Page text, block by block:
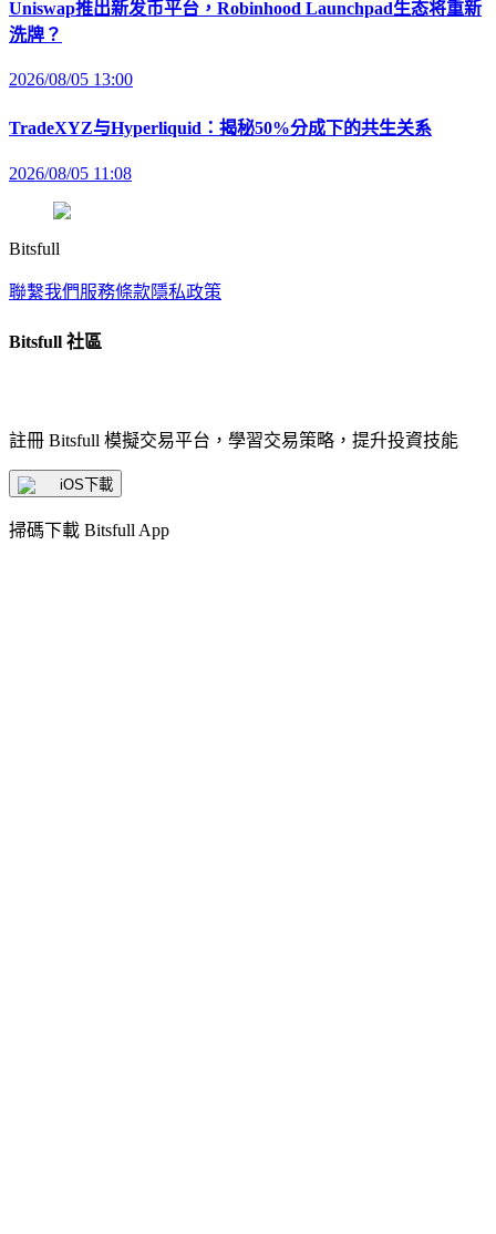
Uniswap推出新发币平台，Robinhood Launchpad生态将重新
洗牌？
2026/08/05 13:00
TradeXYZ与Hyperliquid：揭秘50%分成下的共生关系
2026/08/05 11:08
Bitsfull
聯繫我們服務條款隱私政策
Bitsfull 社區
註冊 Bitsfull 模擬交易平台，學習交易策略，提升投資技能
iOS下載
掃碼下載 Bitsfull App